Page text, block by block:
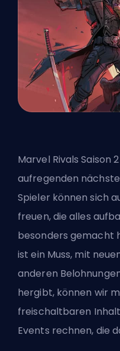
Marvel Rivals Saison
aufregenden
Spieler können sich
freuen, die alles
besonders gemacht
ist ein Muss, mit
anderen
hergibt, können wir
freischaltbaren
Events rechnen, die